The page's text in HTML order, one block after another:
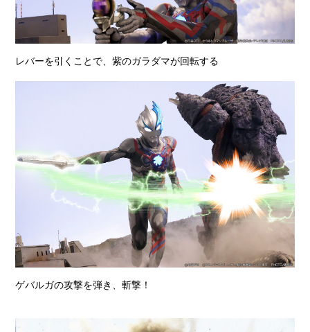
レバーを引くことで、紫のガラダマが回転する
ゲバルガの攻撃を弾き、斬撃！